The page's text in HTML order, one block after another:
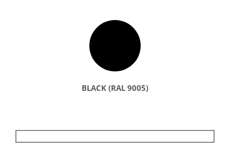
BLACK (RAL 9005)